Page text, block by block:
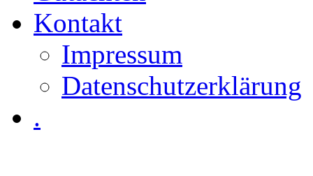
Kontakt
Impressum
Datenschutzerklärung
.